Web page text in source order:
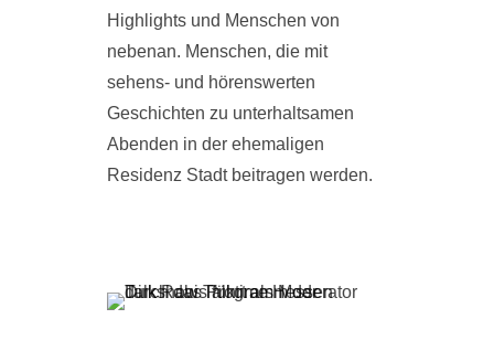
Highlights und Menschen von
nebenan. Menschen, die mit
sehens- und hörenswerten
Geschichten zu unterhaltsamen
Abenden in der ehemaligen
Residenz Stadt beitragen werden.